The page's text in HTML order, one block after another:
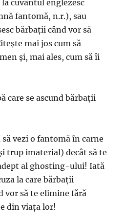
cuvântul englezesc
fantomă, n.r.), sau
bărbaţii când vor să
mai jos cum să
şi, mai ales, cum să îi
care se ascund bărbaţii
vezi o fantomă în carne
trup imaterial) decât să te
al ghosting-ului! Iată
la care bărbaţii
vor să te elimine fără
din viaţa lor!